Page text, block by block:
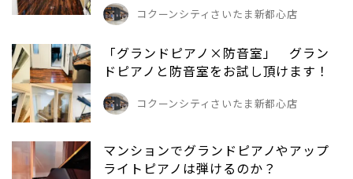
コクーンシティさいたま新都心店
「グランドピアノ×防音室」 グラン
ドピアノと防音室をお試し頂けます！
コクーンシティさいたま新都心店
マンションでグランドピアノやアップ
ライトピアノは弾けるのか？